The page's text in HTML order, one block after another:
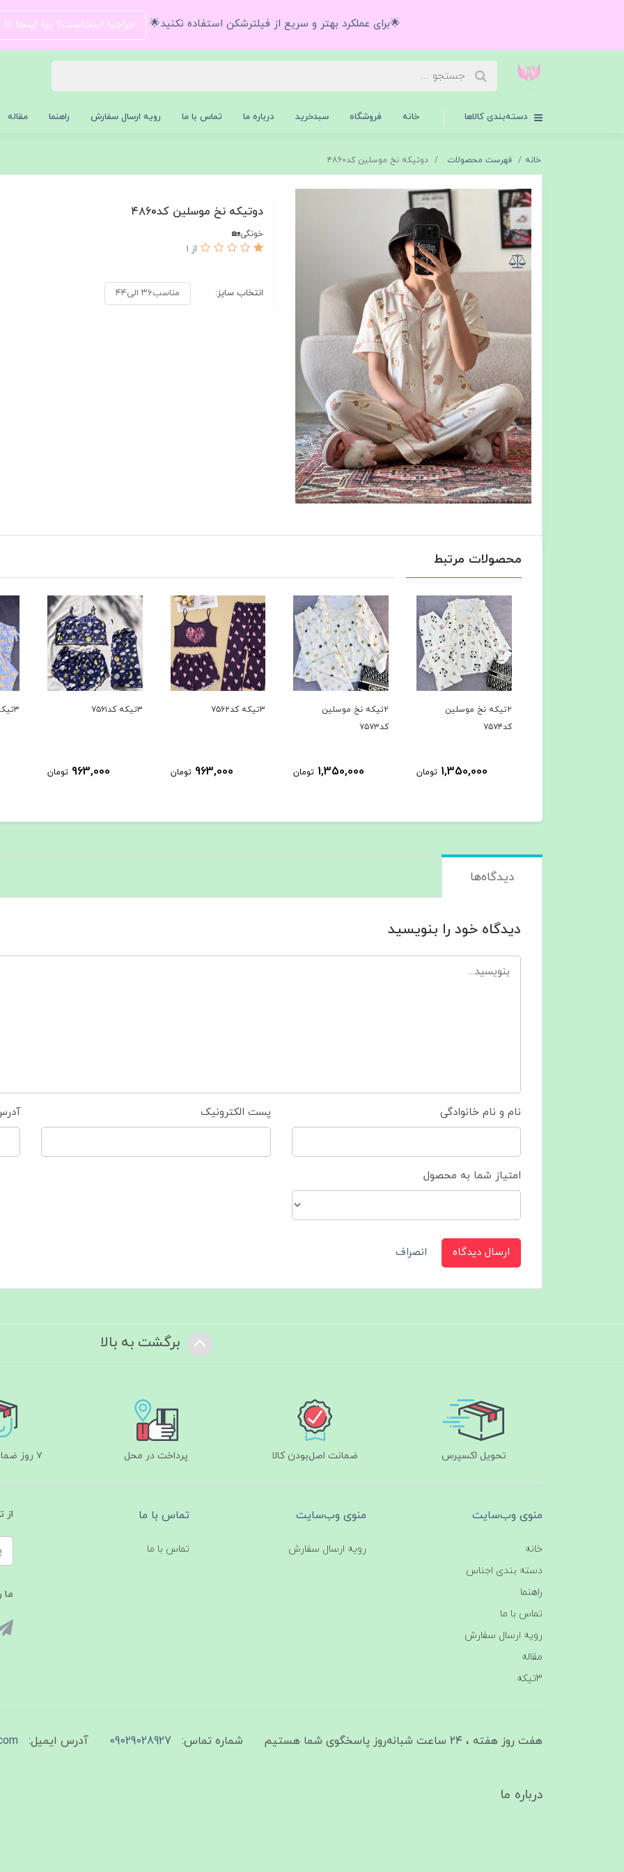
🌟برای عملکرد بهتر و سریع از فیلترشکن استفاده نکنید🌟 حراجیا اینجاست؟ بیا اینجا
دسته‌بندی کالاها خانه فروشگاه سبدخرید درباره ما تماس با ما رویه ارسال سفارش راهنما مقاله
خانه فهرست محصولات دوتیکه نخ موسلین کد۴۸60
دوتیکه نخ موسلین کد۴۸60
خونگی🏡
از 1
انتخاب سایز: مناسب۳۶ الی۴۴
محصولات مرتبط
۲تیکه نخ موسلین
کد۷۵۷۳
1,350,000 تومان
۳تیکه کد۷۵۶۲
963,000 تومان
۳تیکه کد۷۵۶۱
963,000 تومان
۳تیکه کد۷۵۶۰
963,000 تومان
۳تیکه کد۷۵۵۹
دیدگاه‌ها
دیدگاه خود را بنویسید
نام و نام خانوادگی پست الکترونیک
امتیاز شما به محصول
ارسال دیدگاه انصراف
برگشت به بالا
تحویل اکسپرس ضمانت اصل‌بودن کالا پرداخت در محل ۷ روز ضمانت بازگشت
منوی وب‌سایت
خانه
دسته بندی اجناس
راهنما
تماس با ما
رویه ارسال سفارش
مقاله
3تیکه
منوی وب‌سایت
رویه ارسال سفارش
تماس با ما
تماس با ما
از
ما
هفت روز هفته ، ۲۴ ساعت شبانه‌روز پاسخگوی شما هستیم شماره تماس: 09029028927 آدرس ایمیل:
درباره ما